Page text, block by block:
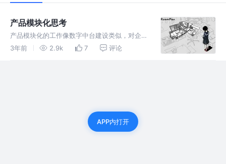
产品模块化思考
产品模块化的工作像数字中台建设类似，对企业
的研发效率、公司效益、企业竞争力产生重大影
3年前 2.9k 7 评论
APP内打开